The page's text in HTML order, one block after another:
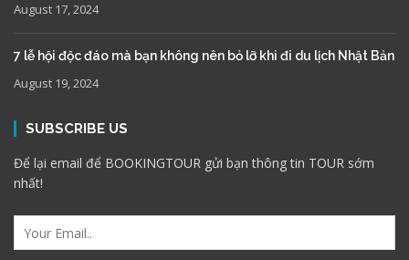
August 17, 2024
7 lễ hội độc đáo mà bạn không nên bỏ lỡ khi đi du lịch Nhật Bản
August 19, 2024
SUBSCRIBE US
Để lại email để BOOKINGTOUR gửi bạn thông tin TOUR sớm
nhất!